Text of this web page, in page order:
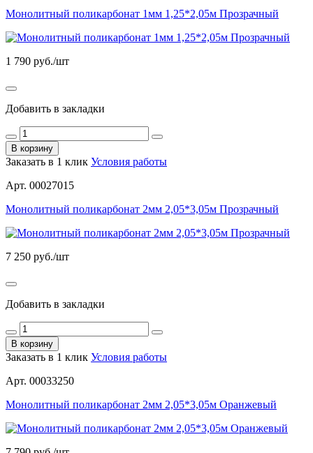
Монолитный поликарбонат 1мм 1,25*2,05м Прозрачный
1 790 руб./шт
Добавить в закладки
В корзину
Заказать в 1 клик Условия работы
Арт. 00027015
Монолитный поликарбонат 2мм 2,05*3,05м Прозрачный
7 250 руб./шт
Добавить в закладки
В корзину
Заказать в 1 клик Условия работы
Арт. 00033250
Монолитный поликарбонат 2мм 2,05*3,05м Оранжевый